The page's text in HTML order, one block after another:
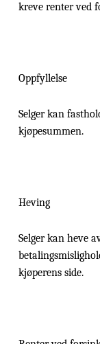
kreve renter ved
Oppfyllelse
Selger kan
kjøpesummen.
Heving
Selger kan heve
kjøperens side.